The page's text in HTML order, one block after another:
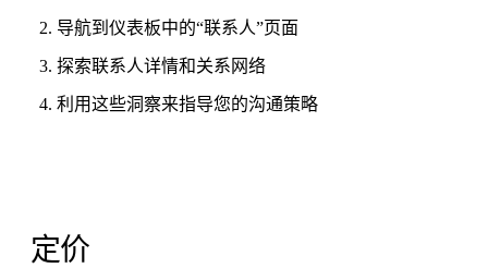
导航到仪表板中的“联系人”页面
探索联系人详情和关系网络
利用这些洞察来指导您的沟通策略
定价